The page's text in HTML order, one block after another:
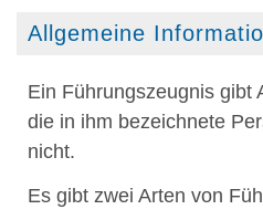
Allgemeine
Ein Führungszeugnis gibt
die in ihm bezeichnete
nicht.
Es gibt zwei Arten von